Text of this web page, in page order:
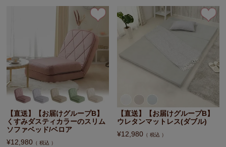
【直送】【お届けグループB】
くすみダスティカラーのスリム
ソファベッド/ベロア
¥12,980 税込
【直送】【お届けグループB】
ウレタンマットレス(ダブル)
¥12,980 税込